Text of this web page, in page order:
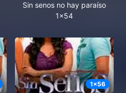
Sin senos no hay paraíso
1x54
1x56